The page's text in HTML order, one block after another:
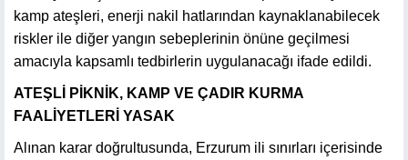
kamp ateşleri, enerji nakil hatlarından kaynaklanabilecek
riskler ile diğer yangın sebeplerinin önüne geçilmesi
amacıyla kapsamlı tedbirlerin uygulanacağı ifade edildi.
ATEŞLİ PİKNİK, KAMP VE ÇADIR KURMA
FAALİYETLERİ YASAK
Alınan karar doğrultusunda, Erzurum ili sınırları içerisinde